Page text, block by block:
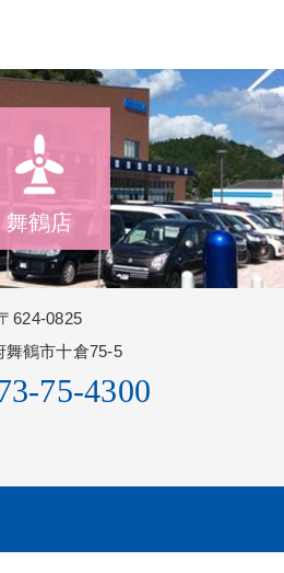
舞鶴店
624-0825
舞鶴市十倉75-5
75-4300